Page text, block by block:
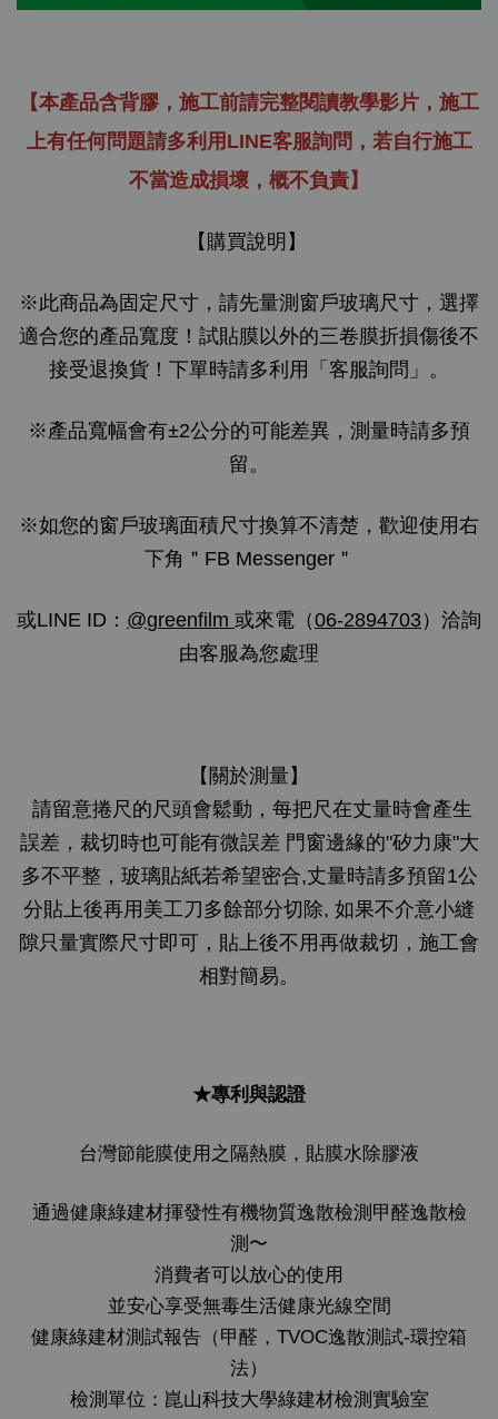
【本產品含背膠，施工前請完整閱讀教學影片，施工
上有任何問題請多利用LINE客服詢問，若自行施工
不當造成損壞，概不負責】
【購買說明】
※此商品為固定尺寸，請先量測窗戶玻璃尺寸，選擇
適合您的產品寬度！試貼膜以外的三卷膜折損傷後不
接受退換貨！下單時請多利用「客服詢問」。
※產品寬幅會有±2公分的可能差異，測量時請多預
留。
※如您的窗戶玻璃面積尺寸換算不清楚，歡迎使用右
下角＂FB Messenger＂
或LINE ID： @greenfilm 或來電（06-2894703）洽詢
由客服為您處理
【關於測量】
請留意捲尺的尺頭會鬆動，每把尺在丈量時會產生
誤差，裁切時也可能有微誤差 門窗邊緣的"矽力康"大
多不平整，玻璃貼紙若希望密合,丈量時請多預留1公
分貼上後再用美工刀多餘部分切除, 如果不介意小縫
隙只量實際尺寸即可，貼上後不用再做裁切，施工會
相對簡易。
★專利與認證
台灣節能膜使用之隔熱膜，貼膜水除膠液
通過健康綠建材揮發性有機物質逸散檢測甲醛逸散檢
測〜
消費者可以放心的使用
並安心享受無毒生活健康光線空間
健康綠建材測試報告（甲醛，TVOC逸散測試-環控箱
法）
檢測單位：崑山科技大學綠建材檢測實驗室